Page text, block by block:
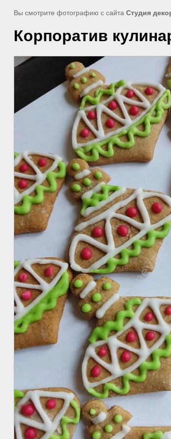
Вы смотрите фотографию с сайта Студия
Корпоратив